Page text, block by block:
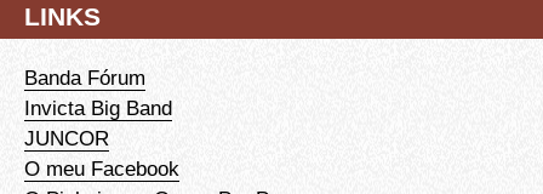
LINKS
Banda Fórum
Invicta Big Band
JUNCOR
O meu Facebook